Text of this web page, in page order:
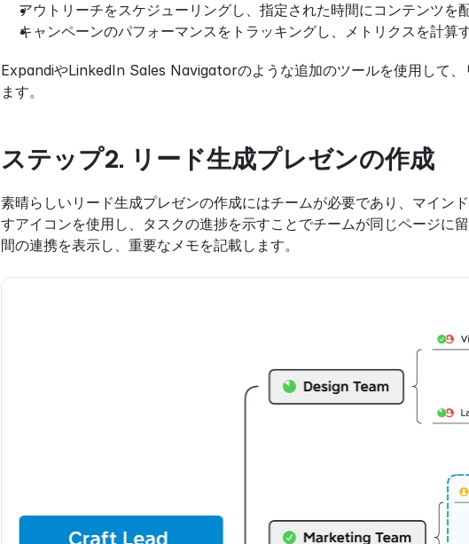
アウトリーチをスケジューリングし、指定された時間にコンテンツを
キャンペーンのパフォーマンスをトラッキングし、メトリクスを計算す
ExpandiやLinkedIn Sales Navigatorのような追加のツールを使用して
ます。
ステップ2. リード生成プレゼンの作成
素晴らしいリード生成プレゼンの作成にはチームが必要であり、マイン
すアイコンを使用し、タスクの進捗を示すことでチームが同じページに
間の連携を表示し、重要なメモを記載します。